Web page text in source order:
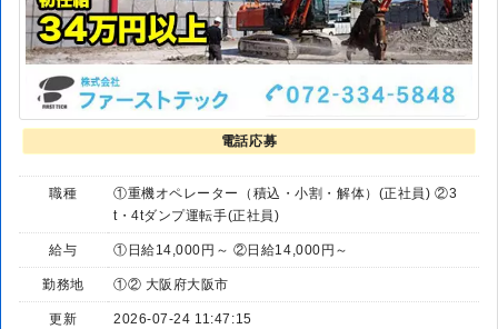
電話応募
職種
①重機オペレーター（積込・小割・解体）(正社員) ②3
t・4tダンプ運転手(正社員)
給与 ①日給14,000円～ ②日給14,000円～
勤務地 ①② 大阪府大阪市
更新 2026-07-24 11:47:15